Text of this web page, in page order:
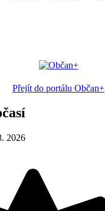
Přejít do portálu Občan+
2026